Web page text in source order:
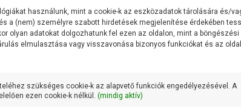
KW
liter/perc
méter
használunk, mint a cookie-k az eszközadatok tárolására és/
a (nem) személyre szabott hirdetések megjelenítése érdekében
olyan adatokat dolgozhatunk fel ezen az oldalon, mint a
elmulasztása vagy visszavonása bizonyos funkciókat és az
szükséges cookie-k az alapvető funkciók engedélyezésével. A
ezen cookie-k nélkül. (mindig aktív)